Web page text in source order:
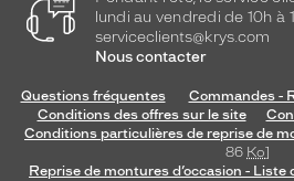
lundi au vendredi de 10h à
serviceclients@krys.com
Nous contacter
Questions fréquentes
Commandes -
Conditions des offres sur le site
Conditions particulières de reprise de
86 Ko]
Reprise de montures d’occasion -